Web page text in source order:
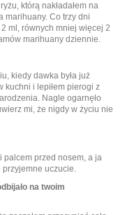
którą nakładałem na
marihuany. Co trzy dni
ml, równych mniej więcej 2
marihuany dziennie.
kiedy dawka była już
kuchni i lepiłem pierogi z
Nagle ogarnęło
mi, że nigdy w życiu nie
palcem przed nosem, a ja
uczucie.
na twoim